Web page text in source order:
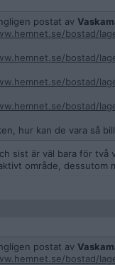
postat av
bostad/
bostad/
bostad/
bostad/
hur kan de vara så
sist är väl bara för två
område, dessutom
postat av
bostad/